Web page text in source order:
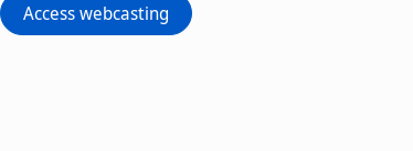
Access webcasting